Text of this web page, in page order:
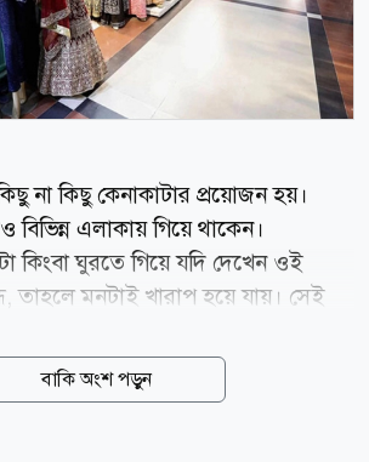
না কিছু কেনাকাটার প্রয়োজন হয়।
এলাকায় গিয়ে থাকেন।
কিংবা ঘুরতে গিয়ে যদি দেখেন ওই
তাহলে মনটাই খারাপ হয়ে যায়। সেই
আগস্ট) রাজধানীর কোন কোন এলাকার
বন্ধ থাকবে। বন্ধ থাকবে যেসব এলাকার
বাকি অংশ পড়ুন